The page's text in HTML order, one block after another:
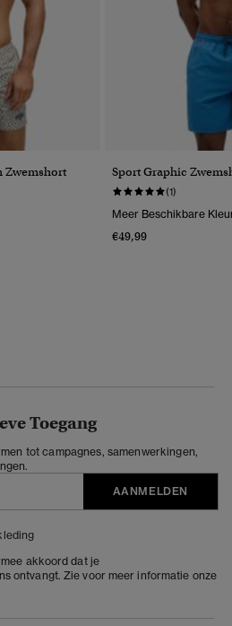
Zwemshort Sport Graphic
(1)
Meer Beschikbare
€49,99
Toegang
tot campagnes, samenwerkingen,
AANMELDEN
akkoord dat je
ontvangt. Zie voor meer informatie onze